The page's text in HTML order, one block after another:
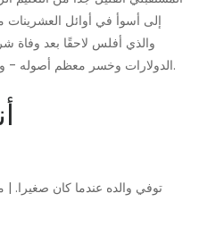
إلى أسوأ في أوائل
والذي أفلس لاحقًا بعد وفاة
الدولارات وخسر معظم أصوله - وتحول إلى دراسة القانون بدافع اليأس.
توفي والده عندما كان